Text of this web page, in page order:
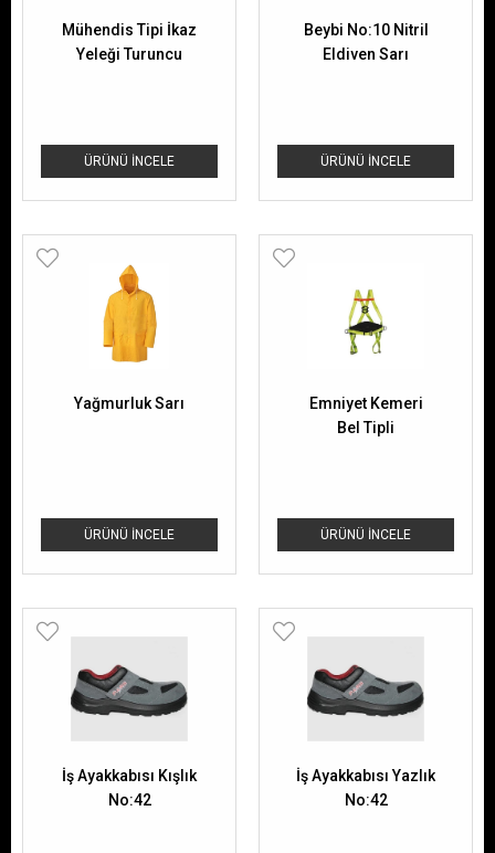
ÜRÜNÜ İNCELE
Mühendis Tipi İkaz
Yeleği Turuncu
ÜRÜNÜ İNCELE
Beybi No:10 Nitril
Eldiven Sarı
ÜRÜNÜ İNCELE
Yağmurluk Sarı
ÜRÜNÜ İNCELE
Emniyet Kemeri
Bel Tipli
İş Ayakkabısı Kışlık
No:42
İş Ayakkabısı Yazlık
No:42